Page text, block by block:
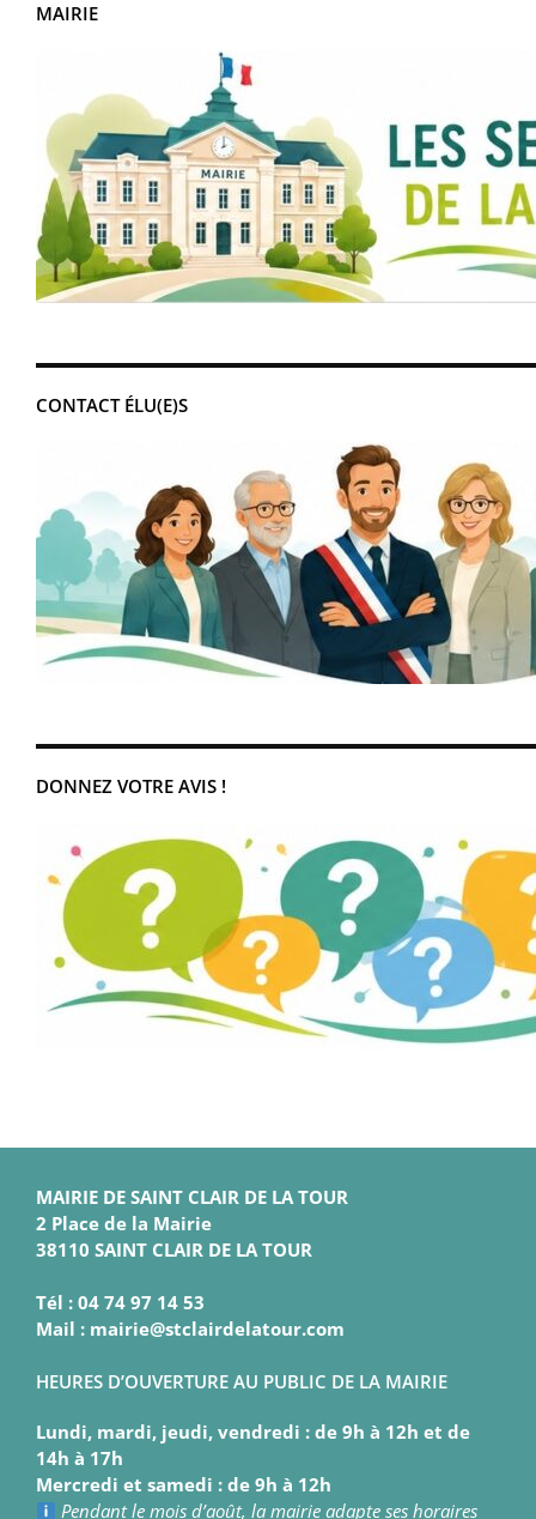
MAIRIE
CONTACT ÉLU(E)S
DONNEZ VOTRE AVIS !
MAIRIE DE SAINT CLAIR DE LA TOUR
2 Place de la Mairie
38110 SAINT CLAIR DE LA TOUR
Tél : 04 74 97 14 53
Mail : mairie@stclairdelatour.com
HEURES D’OUVERTURE AU PUBLIC DE LA MAIRIE
Lundi, mardi, jeudi, vendredi : de 9h à 12h et de
14h à 17h
Mercredi et samedi : de 9h à 12h
Pendant le mois d’août, la mairie adapte ses horaires